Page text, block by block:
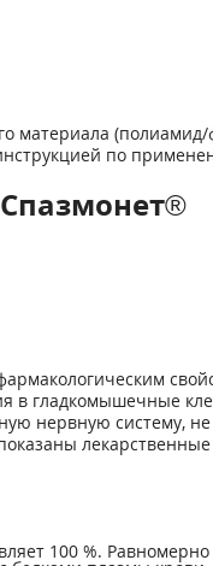
материала
по
гладкомышечные
нервную систему,
100 %.